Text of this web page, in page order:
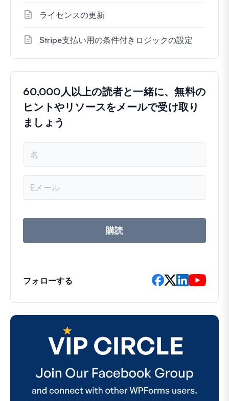
ライセンスの更新
Stripe支払い用の条件付きロジックの設定
60,000人以上の読者と一緒に、無料の
ヒントやリソースをメールで受け取り
ましょう
ル
ド
購読
フォローする